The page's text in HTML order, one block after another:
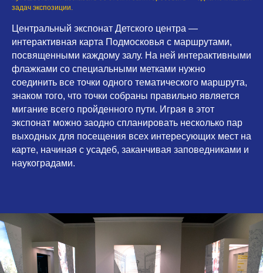
задач экспозиции.
Центральный экспонат Детского центра —
интерактивная карта Подмосковья с маршрутами,
посвященными каждому залу. На ней интерактивными
флажками со специальными метками нужно
соединить все точки одного тематического маршрута,
знаком того, что точки собраны правильно является
мигание всего пройденного пути. Играя в этот
экспонат можно заодно спланировать несколько пар
выходных для посещения всех интересующих мест на
карте, начиная с усадеб, заканчивая заповедниками и
наукоградами.